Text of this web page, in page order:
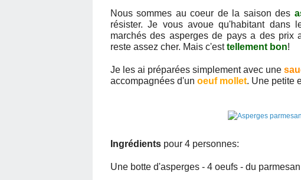
Nous sommes au coeur de la saison des
résister. Je vous avoue qu'habitant
marchés des asperges de pays a des prix
reste assez cher. Mais c'esttellement bon!
Je les ai préparées simplement avec une
accompagnées d'un oeuf mollet. Une petite
Ingrédients pour 4 personnes:
Une botte d'asperges - 4 oeufs - du